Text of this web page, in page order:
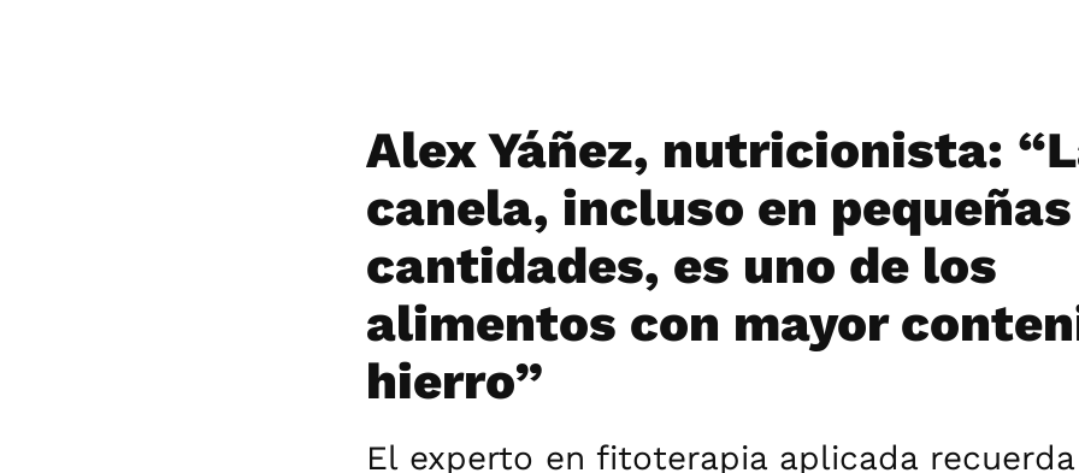
Alex Yáñez, nutricionista:
canela, incluso en pequeñas
cantidades, es uno de los
alimentos con mayor
hierro”
El experto en fitoterapia aplicada